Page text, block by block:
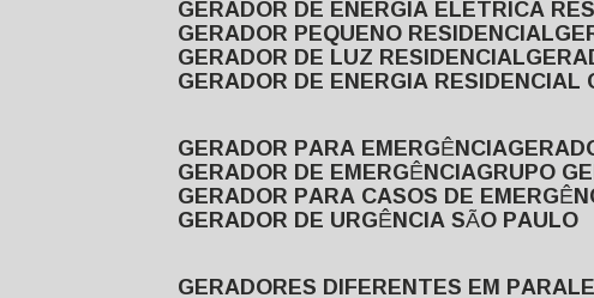
GERADOR DE ENERGIA ELETRICA
GERADOR PEQUENO RESIDENCIAL
GERADOR DE LUZ RESIDENCIAL
GERADOR DE ENERGIA
GERADOR PARA EMERGÊNCIA
GERADOR DE EMERGÊNCIA GRUPO
GERADOR PARA CASOS DE
GERADOR DE URGÊNCIA SÃO PAULO
GERADORES DIFERENTES EM